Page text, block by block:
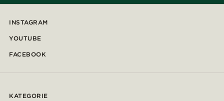
INSTAGRAM
YOUTUBE
FACEBOOK
KATEGORIE